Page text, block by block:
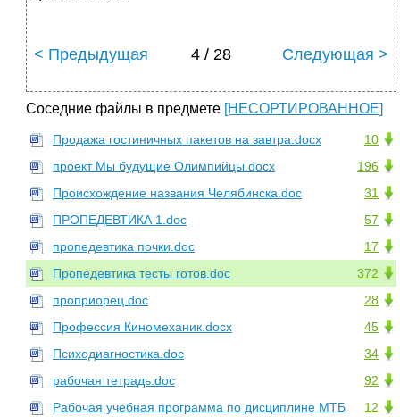
< Предыдущая 4 / 28 Следующая >
Соседние файлы в предмете [НЕСОРТИРОВАННОЕ]
10
Продажа гостиничных пакетов на завтра.docx
196
проект Мы будущие Олимпийцы.docx
31
Происхождение названия Челябинска.doc
57
ПРОПЕДЕВТИКА 1.doc
17
пропедевтика почки.doc
372
Пропедевтика тесты готов.doc
28
проприорец.doc
45
Профессия Киномеханик.docx
34
Психодиагностика.doc
92
рабочая тетрадь.doc
12
Рабочая учебная программа по дисциплине МТБ